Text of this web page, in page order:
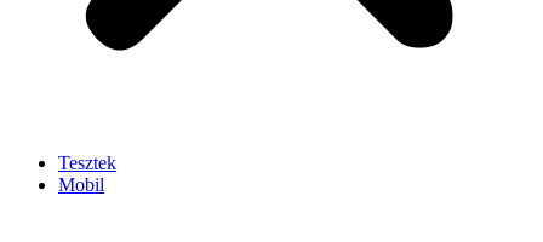
Tesztek
Mobil